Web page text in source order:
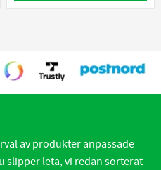
av produkter anpassade
slipper leta, vi redan sorterat